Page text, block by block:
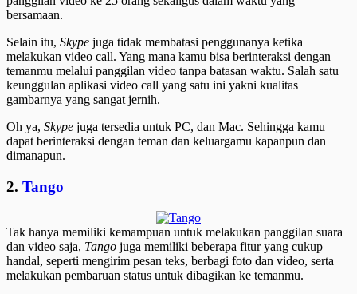
bersamaan.
Selain itu, Skype juga tidak membatasi penggunanya ketika
melakukan video call. Yang mana kamu bisa berinteraksi dengan
temanmu melalui panggilan video tanpa batasan waktu. Salah satu
keunggulan aplikasi video call yang satu ini yakni kualitas
gambarnya yang sangat jernih.
Oh ya, Skype juga tersedia untuk PC, dan Mac. Sehingga kamu
dapat berinteraksi dengan teman dan keluargamu kapanpun dan
dimanapun.
2. Tango
Tak hanya memiliki kemampuan untuk melakukan panggilan suara
dan video saja, Tango juga memiliki beberapa fitur yang cukup
handal, seperti mengirim pesan teks, berbagi foto dan video, serta
melakukan pembaruan status untuk dibagikan ke temanmu.